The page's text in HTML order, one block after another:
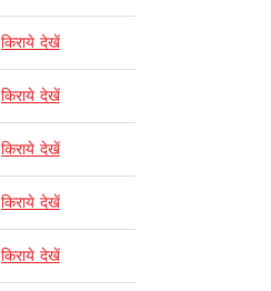
किराये देखें
किराये देखें
किराये देखें
किराये देखें
किराये देखें